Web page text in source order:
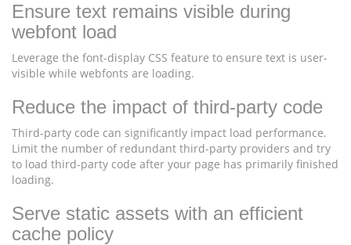
Ensure text remains visible during
webfont load
Leverage the font-display CSS feature to ensure text is user-
visible while webfonts are loading.
Reduce the impact of third-party code
Third-party code can significantly impact load performance.
Limit the number of redundant third-party providers and try
to load third-party code after your page has primarily finished
loading.
Serve static assets with an efficient
cache policy